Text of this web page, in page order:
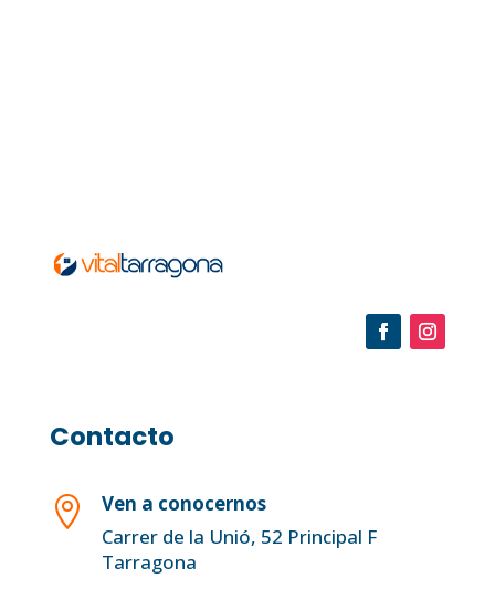
Contacto

Ven a conocernos
Carrer de la Unió, 52 Principal F
Tarragona